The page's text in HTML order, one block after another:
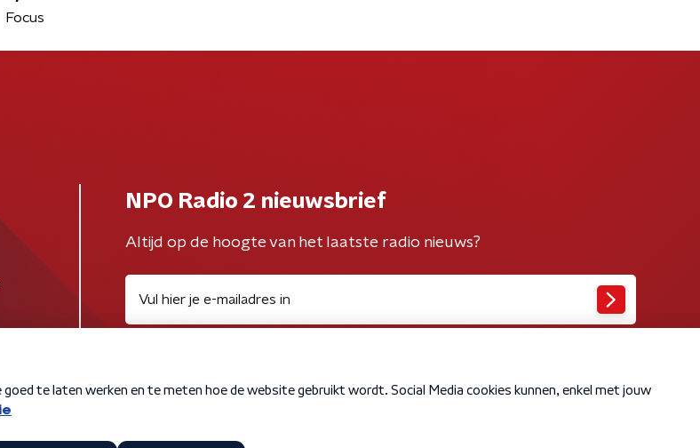
Focus
NPO Radio 2 nieuwsbrief
Altijd op de hoogte van het laatste radio nieuws?